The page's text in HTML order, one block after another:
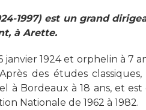
1997) est un grand
à Arette.
janvier 1924 et orphelin à 7
Après des études
à Bordeaux à 18 ans, et
Nationale de 1962 à 1982.